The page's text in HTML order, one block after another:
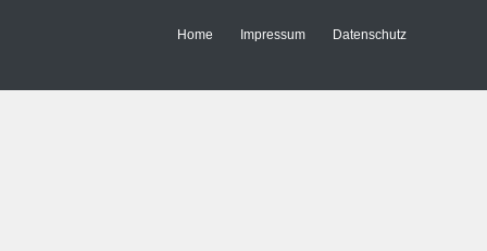
Home Impressum Datenschutz